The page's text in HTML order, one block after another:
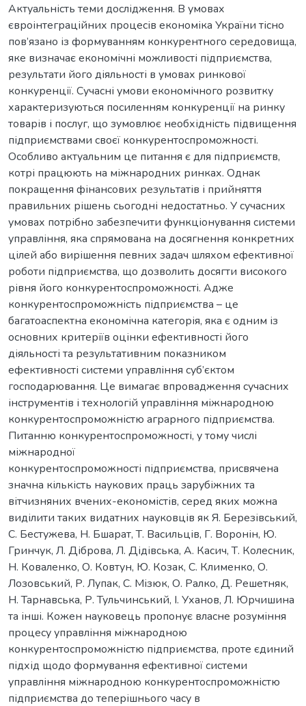
Актуальність теми дослідження. В умовах
євроінтеграційних процесів економіка України тісно
пов’язано із формуванням конкурентного середовища,
яке визначає економічні можливості підприємства,
результати його діяльності в умовах ринкової
конкуренції. Сучасні умови економічного розвитку
характеризуються посиленням конкуренції на ринку
товарів і послуг, що зумовлює необхідність підвищення
підприємствами своєї конкурентоспроможності.
Особливо актуальним це питання є для підприємств,
котрі працюють на міжнародних ринках. Однак
покращення фінансових результатів і прийняття
правильних рішень сьогодні недостатньо. У сучасних
умовах потрібно забезпечити функціонування системи
управління, яка спрямована на досягнення конкретних
цілей або вирішення певних задач шляхом ефективної
роботи підприємства, що дозволить досягти високого
рівня його конкурентоспроможності. Адже
конкурентоспроможність підприємства – це
багатоаспектна економічна категорія, яка є одним із
основних критеріїв оцінки ефективності його
діяльності та результативним показником
ефективності системи управління суб’єктом
господарювання. Це вимагає впровадження сучасних
інструментів і технологій управління міжнародною
конкурентоспроможністю аграрного підприємства.
Питанню конкурентоспроможності, у тому числі
міжнародної
конкурентоспроможності підприємства, присвячена
значна кількість наукових праць зарубіжних та
вітчизняних вчених-економістів, серед яких можна
виділити таких видатних науковців як Я. Березівський,
С. Бестужева, Н. Бшарат, Т. Васильців, Г. Воронін, Ю.
Гринчук, Л. Діброва, Л. Дідівська, А. Касич, Т. Колесник,
Н. Коваленко, О. Ковтун, Ю. Козак, С. Клименко, О.
Лозовський, Р. Лупак, С. Мізюк, О. Ралко, Д. Решетняк,
Н. Тарнавська, Р. Тульчинський, І. Уханов, Л. Юрчишина
та інші. Кожен науковець пропонує власне розуміння
процесу управління міжнародною
конкурентоспроможністю підприємства, проте єдиний
підхід щодо формування ефективної системи
управління міжнародною конкурентоспроможністю
підприємства до теперішнього часу в